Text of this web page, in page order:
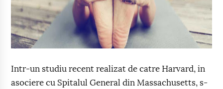
Intr-un studiu recent realizat de catre Harvard, in
asociere cu Spitalul General din Massachusetts, s-